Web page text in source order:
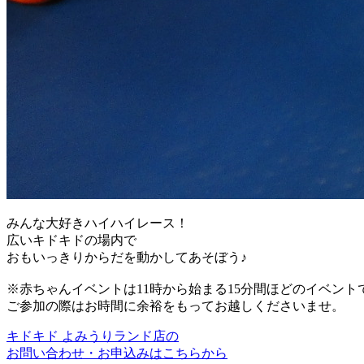
みんな大好きハイハイレース！
広いキドキドの場内で
おもいっきりからだを動かしてあそぼう♪
※赤ちゃんイベントは11時から始まる15分間ほどのイベント
ご参加の際はお時間に余裕をもってお越しくださいませ。
キドキド よみうりランド店の
お問い合わせ・お申込みはこちらから